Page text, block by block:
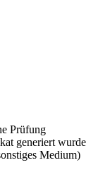
Prüfung
generiert wurde
Medium)